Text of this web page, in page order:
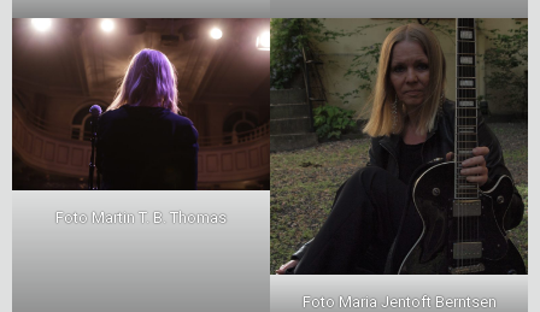
Foto Martin T. B. Thomas
Foto Maria Jentoft Berntsen